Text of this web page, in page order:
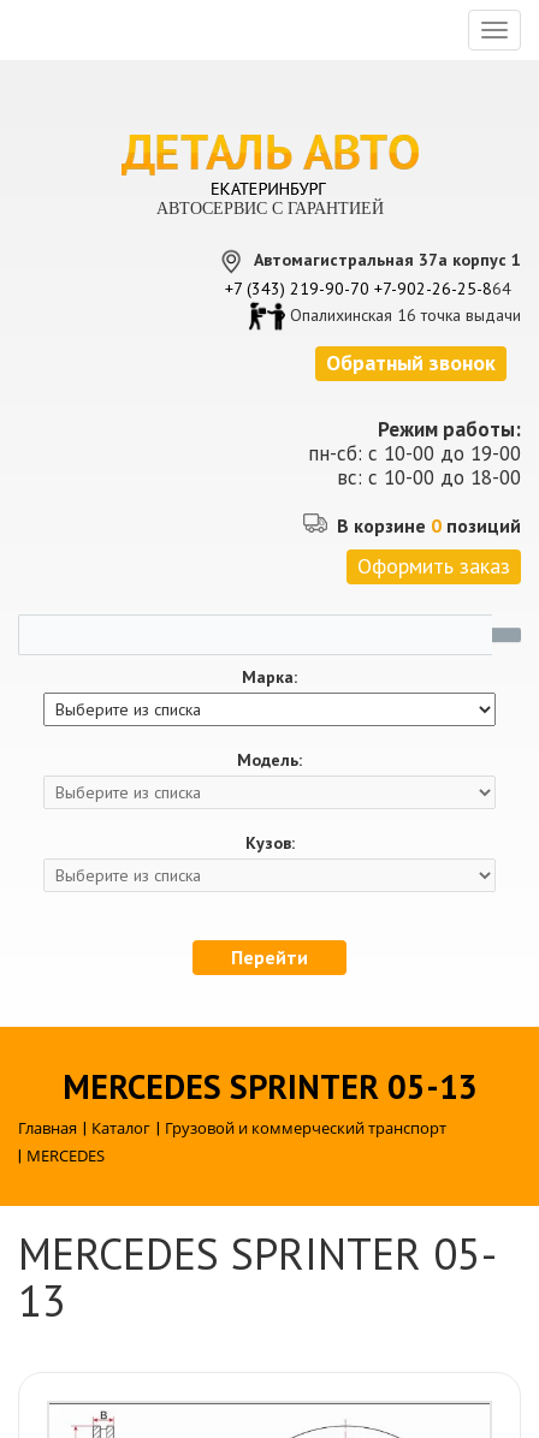
АВТОСЕРВИС С ГАРАНТИЕЙ
Автомагистральная 37а корпус 1
+7 (343) 219-90-70 +7-902-26-25-864
Опалихинская 16 точка выдачи
Обратный звонок
Режим работы:
пн-сб: с 10-00 до 19-00
вс: с 10-00 до 18-00
В корзине 0 позиций
Оформить заказ
Марка:
Модель:
Кузов:
Перейти
MERCEDES SPRINTER 05-13
Главная | Каталог | Грузовой и коммерческий транспорт
| MERCEDES
MERCEDES SPRINTER 05-
13